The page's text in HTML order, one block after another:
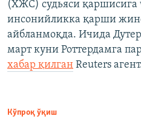
(ХЖС) судьяси қаршисига
инсонийликка қарши
айбланмоқда. Ичида
март куни Роттердамга
хабар қилган Reuters
Кўпроқ ўқиш